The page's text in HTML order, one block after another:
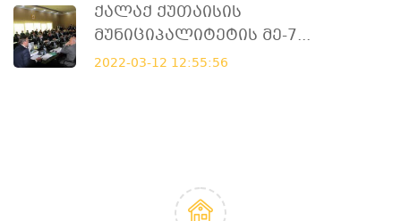
Ქალაქ Ქუთაისის
Მუნიციპალიტეტის Მე-7...
2022-03-12 12:55:56